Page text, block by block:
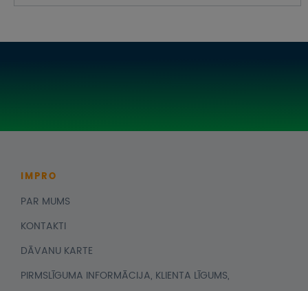
IMPRO
PAR MUMS
KONTAKTI
DĀVANU KARTE
PIRMSLĪGUMA INFORMĀCIJA, KLIENTA LĪGUMS,